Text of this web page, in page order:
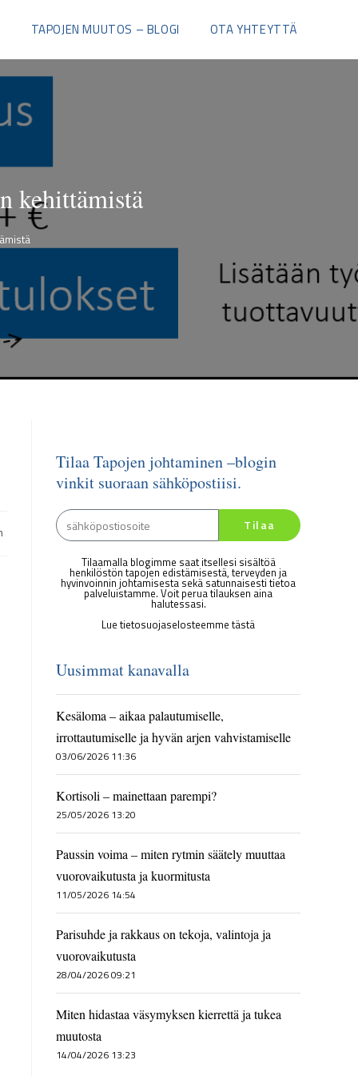
TAPOJEN MUUTOS – BLOGI OTA YHTEYTTÄ
kehittämistä
Tilaa Tapojen johtaminen –blogin
vinkit suoraan sähköpostiisi.
Tilaa
Tilaamalla blogimme saat itsellesi sisältöä
henkilöstön tapojen edistämisestä, terveyden ja
hyvinvoinnin johtamisesta sekä satunnaisesti tietoa
palveluistamme. Voit perua tilauksen aina
halutessasi.
Lue tietosuojaselosteemme tästä
Uusimmat kanavalla
Kesäloma – aikaa palautumiselle,
irrottautumiselle ja hyvän arjen vahvistamiselle
03/06/2026 11:36
Kortisoli – mainettaan parempi?
25/05/2026 13:20
Paussin voima – miten rytmin säätely muuttaa
vuorovaikutusta ja kuormitusta
11/05/2026 14:54
Parisuhde ja rakkaus on tekoja, valintoja ja
vuorovaikutusta
28/04/2026 09:21
Miten hidastaa väsymyksen kierrettä ja tukea
muutosta
14/04/2026 13:23